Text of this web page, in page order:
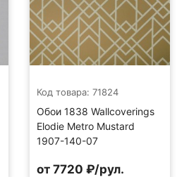
Код товара: 71824
Обои 1838 Wallcoverings
Elodie Metro Mustard
1907-140-07
от 7720 ₽/рул.